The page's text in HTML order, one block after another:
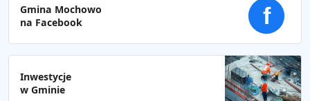
Gmina Mochowo
na Facebook
f
Inwestycje
w Gminie